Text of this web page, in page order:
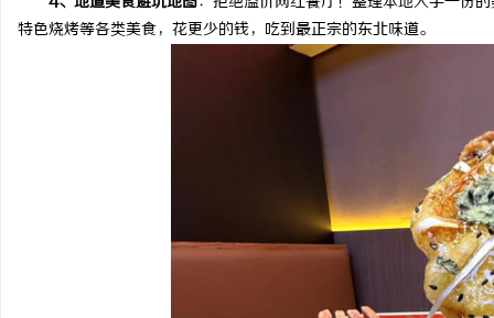
特色烧烤等各类美食，花更少的钱，吃到最正宗的东北味道。